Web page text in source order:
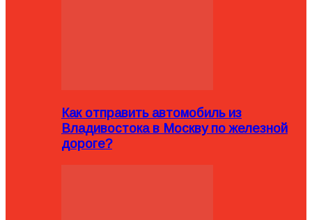
Как отправить автомобиль из
Владивостока в Москву по железной
дороге?